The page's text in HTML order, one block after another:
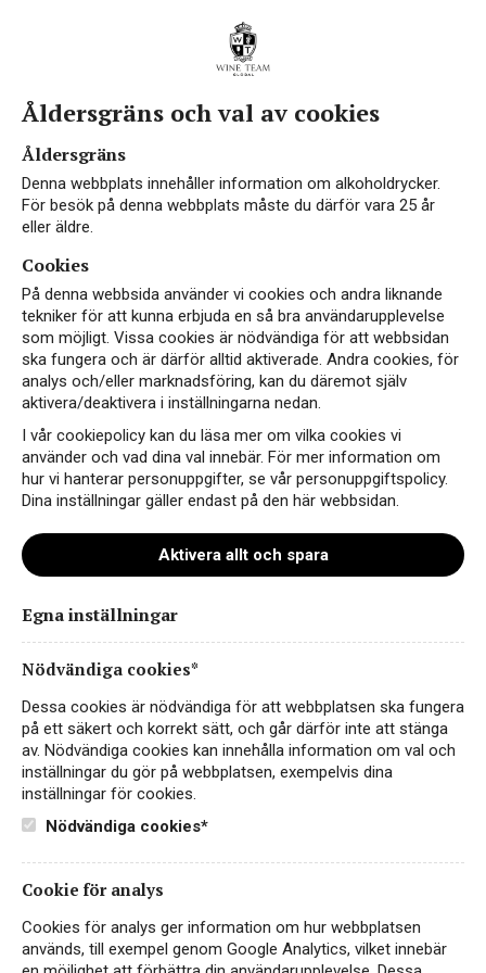
Pellerin Cotes du Rhone Vitt
Instagram
Facebook
Åldersgräns och val av cookies
Åldersgräns
Denna webbplats innehåller information om alkoholdrycker.
För besök på denna webbplats måste du därför vara 25 år
eller äldre.
Cookies
På denna webbsida använder vi cookies och andra liknande
tekniker för att kunna erbjuda en så bra användarupplevelse
som möjligt. Vissa cookies är nödvändiga för att webbsidan
ska fungera och är därför alltid aktiverade. Andra cookies, för
analys och/eller marknadsföring, kan du däremot själv
aktivera/deaktivera i inställningarna nedan.
I vår cookiepolicy kan du läsa mer om vilka cookies vi
använder och vad dina val innebär. För mer information om
hur vi hanterar personuppgifter, se vår personuppgiftspolicy.
Dina inställningar gäller endast på den här webbsidan.
Aktivera allt och spara
Egna inställningar
Nödvändiga cookies*
Dessa cookies är nödvändiga för att webbplatsen ska fungera
på ett säkert och korrekt sätt, och går därför inte att stänga
av. Nödvändiga cookies kan innehålla information om val och
inställningar du gör på webbplatsen, exempelvis dina
inställningar för cookies.
Nödvändiga cookies*
Cookie för analys
Cookies för analys ger information om hur webbplatsen
används, till exempel genom Google Analytics, vilket innebär